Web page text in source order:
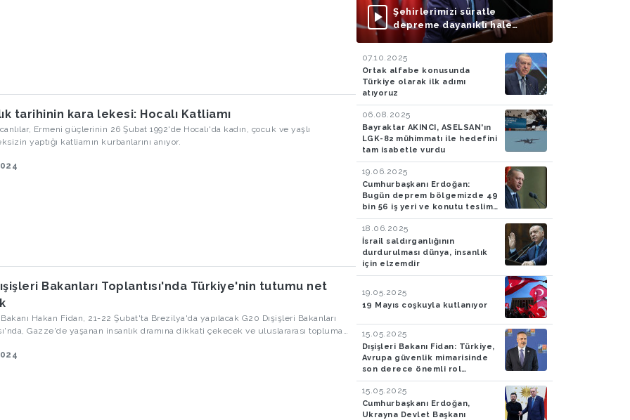
tarihinin kara lekesi: Hocalı Katliamı
Ermeni güçlerinin 26 Şubat 1992'de Hocalı'da kadın, çocuk ve yaşlı
yaptığı katliamın kurbanlarını anıyor.
Bakanları Toplantısı'nda Türkiye'nin tutumu net
Bakanı Hakan Fidan, 21-22 Şubat'ta Brezilya'da yapılacak G20 Dışişleri Bakanları
Gazze'de yaşanan insanlık dramına dikkati çekecek ve uluslararası topluma
yer aldığı G20 kapsamında Türkiye'nin, İsrail’in Gazze’ye saldırıları,
Şehirlerimizi süratle
depreme dayanıklı hale
getirmek dışında bir
seçeneğimiz bulunmuyor
07.10.2025
Ortak alfabe konusunda
Türkiye olarak ilk adımı
atıyoruz
06.08.2025
Bayraktar AKINCI, ASELSAN'ın
LGK-82 mühimmatı ile hedefini
tam isabetle vurdu
19.06.2025
Cumhurbaşkanı Erdoğan:
Bugün deprem bölgemizde 49
bin 56 iş yeri ve konutu teslim
ediyoruz
18.06.2025
İsrail saldırganlığının
durdurulması dünya, insanlık
için elzemdir
19.05.2025
19 Mayıs coşkuyla kutlanıyor
15.05.2025
Dışişleri Bakanı Fidan: Türkiye,
Avrupa güvenlik mimarisinde
son derece önemli rol
oynamaya devam edecek
15.05.2025
Cumhurbaşkanı Erdoğan,
Ukrayna Devlet Başkanı